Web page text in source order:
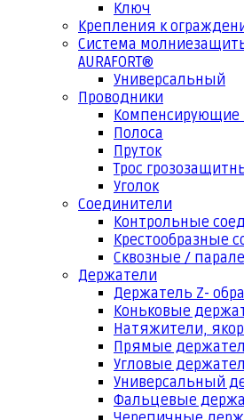
Ключ
Крепления к
Система
AURAFORT®
Универсальный
Проводники
Компенсирующие
Полоса
Пруток
Трос
Уголок
Соединители
Контрольные
Крестообразные
Сквозные /
Держатели
Держатель Z-
Коньковые
Натяжители,
Прямые
Угловые
Универсальный
Фальцевые